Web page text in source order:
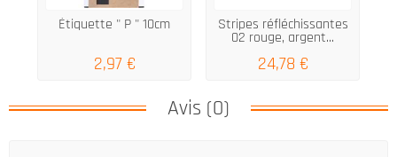
Étiquette " P " 10cm
2,97 €
Stripes réfléchissantes
02 rouge, argent...
24,78 €
Avis (0)